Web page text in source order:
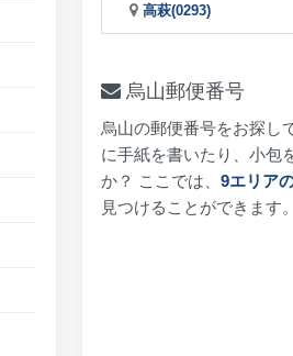
高萩(0293)
烏山郵便番号
烏山の郵便番号をお探し
に手紙を書いたり、小包
か？ ここでは、 9エリア
見つけることができます。